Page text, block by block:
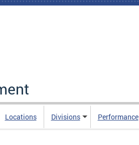
Locations Divisions Performance